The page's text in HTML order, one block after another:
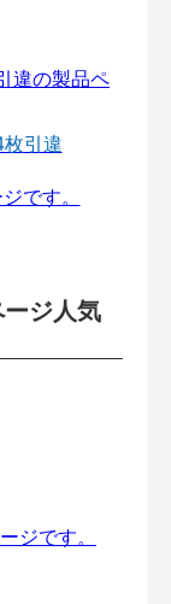
引違
ジ人気